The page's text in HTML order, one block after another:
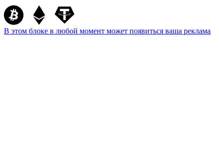
В этом блоке в любой момент может появиться ваша реклама